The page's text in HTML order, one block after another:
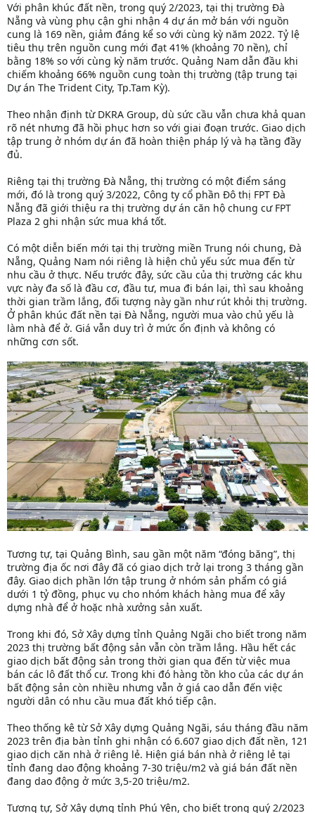
Với phân khúc đất nền, trong quý 2/2023, tại thị trường Đà
Nẵng và vùng phụ cận ghi nhận 4 dự án mở bán với nguồn
cung là 169 nền, giảm đáng kể so với cùng kỳ năm 2022. Tỷ lệ
tiêu thụ trên nguồn cung mới đạt 41% (khoảng 70 nền), chỉ
bằng 18% so với cùng kỳ năm trước. Quảng Nam dẫn đầu khi
chiếm khoảng 66% nguồn cung toàn thị trường (tập trung tại
Dự án The Trident City, Tp.Tam Kỳ).
Theo nhận định từ DKRA Group, dù sức cầu vẫn chưa khả quan
rõ nét nhưng đã hồi phục hơn so với giai đoạn trước. Giao dịch
tập trung ở nhóm dự án đã hoàn thiện pháp lý và hạ tầng đầy
đủ.
Riêng tại thị trường Đà Nẵng, thị trường có một điểm sáng
mới, đó là trong quý 3/2022, Công ty cổ phần Đô thị FPT Đà
Nẵng đã giới thiệu ra thị trường dự án căn hộ chung cư FPT
Plaza 2 ghi nhận sức mua khá tốt.
Có một diễn biến mới tại thị trường miền Trung nói chung, Đà
Nẵng, Quảng Nam nói riêng là hiện chủ yếu sức mua đến từ
nhu cầu ở thực. Nếu trước đây, sức cầu của thị trường các khu
vực này đa số là đầu cơ, đầu tư, mua đi bán lại, thì sau khoảng
thời gian trầm lắng, đối tượng này gần như rút khỏi thị trường.
Ở phân khúc đất nền tại Đà Nẵng, người mua vào chủ yếu là
làm nhà để ở. Giá vẫn duy trì ở mức ổn định và không có
những cơn sốt.
Tương tự, tại Quảng Bình, sau gần một năm “đóng băng”, thị
trường địa ốc nơi đây đã có giao dịch trở lại trong 3 tháng gần
đây. Giao dịch phần lớn tập trung ở nhóm sản phẩm có giá
dưới 1 tỷ đồng, phục vụ cho nhóm khách hàng mua để xây
dựng nhà để ở hoặc nhà xưởng sản xuất.
Trong khi đó, Sở Xây dựng tỉnh Quảng Ngãi cho biết trong năm
2023 thị trường bất động sản vẫn còn trầm lắng. Hầu hết các
giao dịch bất động sản trong thời gian qua đến từ việc mua
bán các lô đất thổ cư. Trong khi đó hàng tồn kho của các dự án
bất động sản còn nhiều nhưng vẫn ở giá cao dẫn đến việc
người dân có nhu cầu mua đất khó tiếp cận.
Theo thống kê từ Sở Xây dựng Quảng Ngãi, sáu tháng đầu năm
2023 trên địa bàn tỉnh ghi nhận có 6.607 giao dịch đất nền, 121
giao dịch căn nhà ở riêng lẻ. Hiện giá bán nhà ở riêng lẻ tại
tỉnh đang dao động khoảng 7-30 triệu/m2 và giá bán đất nền
đang dao động ở mức 3,5-20 triệu/m2.
Tương tự, Sở Xây dựng tỉnh Phú Yên, cho biết trong quý 2/2023